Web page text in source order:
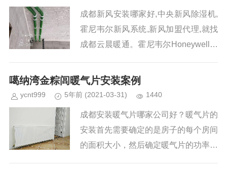
成都新风安装哪家好,中央新风除湿机,
霍尼韦尔新风系统,新风加盟代理,就找
成都云晨暖通。霍尼韦尔Honeywell全
地区霍尼韦尔新风系统直营店，独特全
热...
噶纳湾金粽闾暖气片安装案例
ycnt999 5年前 (2021-03-31) 1440
成都安装暖气片哪家公司好？暖气片的
安装首先需要确定的是房子的每个房间
的面积大小，然后确定暖气片的功率大